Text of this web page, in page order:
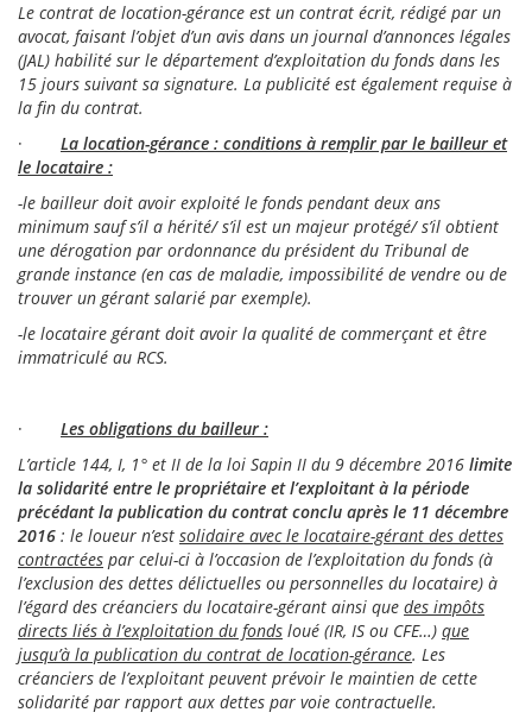
Le contrat de location-gérance est un contrat écrit, rédigé par un
avocat, faisant l’objet d’un avis dans un journal d’annonces légales
(JAL) habilité sur le département d’exploitation du fonds dans les
15 jours suivant sa signature. La publicité est également requise à
la fin du contrat.
· La location-gérance : conditions à remplir par le bailleur et
le locataire :
-le bailleur doit avoir exploité le fonds pendant deux ans
minimum sauf s’il a hérité/ s’il est un majeur protégé/ s’il obtient
une dérogation par ordonnance du président du Tribunal de
grande instance (en cas de maladie, impossibilité de vendre ou de
trouver un gérant salarié par exemple).
-le locataire gérant doit avoir la qualité de commerçant et être
immatriculé au RCS.
· Les obligations du bailleur :
L’article 144, I, 1° et II de la loi Sapin II du 9 décembre 2016 limite
la solidarité entre le propriétaire et l’exploitant à la période
précédant la publication du contrat conclu après le 11 décembre
2016 : le loueur n’est solidaire avec le locataire-gérant des dettes
contractées par celui-ci à l’occasion de l’exploitation du fonds (à
l’exclusion des dettes délictuelles ou personnelles du locataire) à
l’égard des créanciers du locataire-gérant ainsi que des impôts
directs liés à l’exploitation du fonds loué (IR, IS ou CFE…) que
jusqu’à la publication du contrat de location-gérance. Les
créanciers de l’exploitant peuvent prévoir le maintien de cette
solidarité par rapport aux dettes par voie contractuelle.